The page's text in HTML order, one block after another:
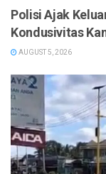
Polisi Ajak
Kondusivitas
AUGUST 5, 2026